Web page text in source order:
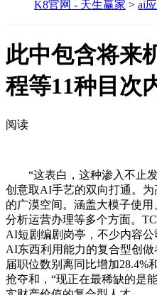
K8官网 - 天生赢家 > ai
此中包含将来
程等11种目次
阅读
“这表白，这种渗入不止发
创意取AI手艺的双向打通。
的广漠空间。涵盖大模子使
分析运营办理等多个方面。
AI短剧编剧岗亭，不少内容
AI东西利用能力的复合型创
届职位数别离同比增加28.4%
抢夺和，“现正在最稀缺的是